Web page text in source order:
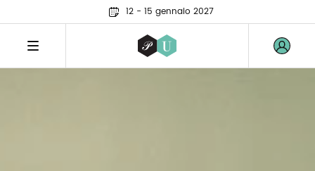
12 - 15 gennaio 2027